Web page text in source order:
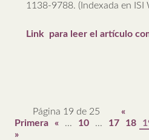
1138-9788. (Indexada en ISI
Link para leer el artículo
Página 19 de 25
«
Primera
« ... 10 ... 17 18
»